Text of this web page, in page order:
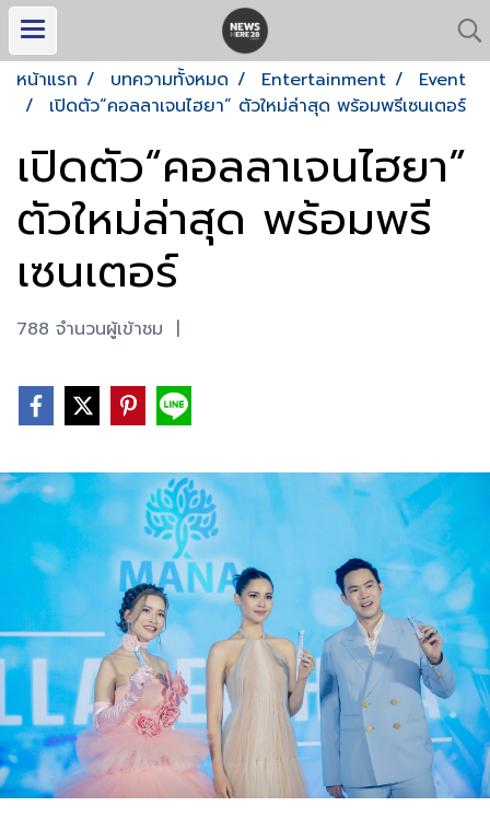
หน้าแรก บทความทั้งหมด Entertainment
Event
เปิดตัว“คอลลาเจนไฮยา” ตัวใหม่ล่าสุด พร้อมพรีเซนเตอร์
เปิดตัว“คอลลาเจนไฮยา”
ตัวใหม่ล่าสุด พร้อมพรี
เซนเตอร์
788 จำนวนผู้เข้าชม |